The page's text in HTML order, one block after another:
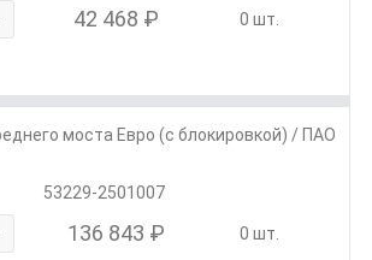
42 468 ₽ 0 шт.
моста Евро (с блокировкой) / ПАО
53229-2501007
136 843 ₽ 0 шт.